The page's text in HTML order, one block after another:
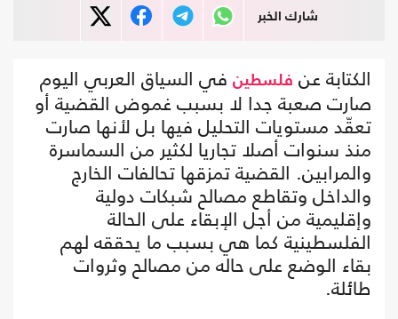
شارك الخبر
الكتابة عن فلسطين في السياق العربي اليوم
صارت صعبة جدا لا بسبب غموض القضية أو
تعقّد مستويات التحليل فيها بل لأنها صارت
منذ سنوات أصلا تجاريا لكثير من السماسرة
والمرابين. القضية تمزقها تحالفات الخارج
والداخل وتقاطع مصالح شبكات دولية
وإقليمية من أجل الإبقاء على الحالة
الفلسطينية كما هي بسبب ما يحققه لهم
بقاء الوضع على حاله من مصالح وثروات
طائلة.